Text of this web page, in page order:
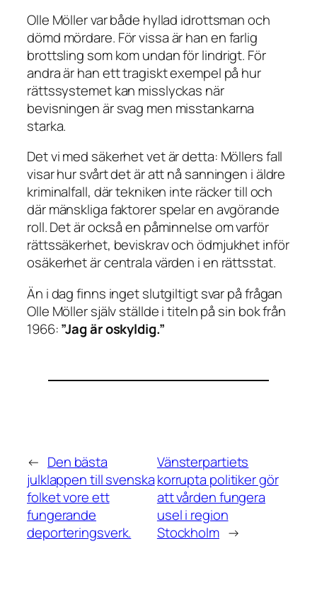
Olle Möller var både hyllad idrottsman och
dömd mördare. För vissa är han en farlig
brottsling som kom undan för lindrigt. För
andra är han ett tragiskt exempel på hur
rättssystemet kan misslyckas när
bevisningen är svag men misstankarna
starka.
Det vi med säkerhet vet är detta: Möllers fall
visar hur svårt det är att nå sanningen i äldre
kriminalfall, där tekniken inte räcker till och
där mänskliga faktorer spelar en avgörande
roll. Det är också en påminnelse om varför
rättssäkerhet, beviskrav och ödmjukhet inför
osäkerhet är centrala värden i en rättsstat.
Än i dag finns inget slutgiltigt svar på frågan
Olle Möller själv ställde i titeln på sin bok från
1966:”Jag är oskyldig.”
← Den bästa
julklappen till svenska
folket vore ett
fungerande
deporteringsverk.
Vänsterpartiets
korrupta politiker gör
att vården fungera
usel i region
Stockholm →